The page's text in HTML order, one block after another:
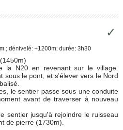
✓
; dénivelé: +1200m; durée: 3h30
(1450m)
la N20 en revenant sur le village.
sous le pont, et s'élever vers le Nord
le sentier passe sous une conduite
avant de traverser à nouveau
sentier jusqu'à rejoindre le ruisseau
de pierre (1730m).